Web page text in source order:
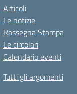
Articoli
Le notizie
Rassegna Stampa
Le circolari
Calendario eventi
Tutti gli argomenti